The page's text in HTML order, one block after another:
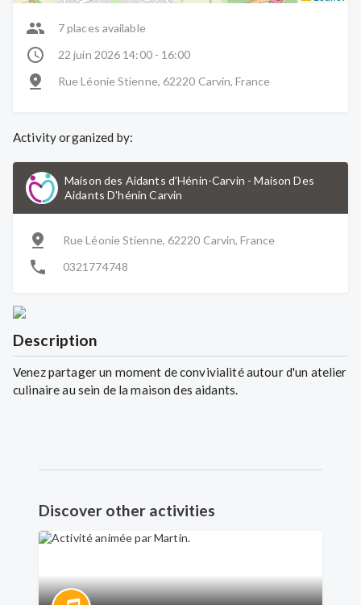
Description
Venez partager un moment de convivialité autour d'un atelier
culinaire au sein de la maison des aidants.
7 places available
22 juin 2026 14:00 - 16:00
Rue Léonie Stienne, 62220 Carvin, France
Activity organized by:
Maison des Aidants d’Hénin-Carvin -Maison Des
Aidants D'hénin Carvin
Rue Léonie Stienne, 62220 Carvin, France
0321774748
Discover other activities